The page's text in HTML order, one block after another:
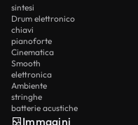
sintesi
Drum elettronico
chiavi
pianoforte
Cinematica
Smooth
elettronica
Ambiente
stringhe
batterie acustiche
Immagini